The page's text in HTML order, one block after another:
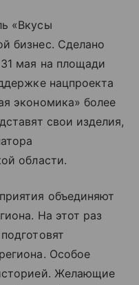
«Вкусы
бизнес. Сделано
мая на площади
нацпроекта
экономика» более
свои изделия,
области.
объединяют
На этот раз
Особое
Желающие